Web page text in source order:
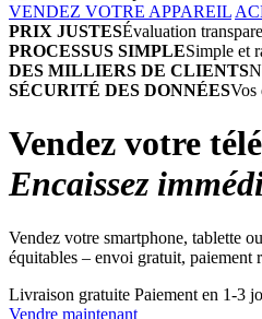
VENDEZ VOTRE APPAREIL
PRIX JUSTESÉvaluation
PROCESSUS SIMPLESimple et
DES MILLIERS DE CLIENTS
SÉCURITÉ DES DONNÉESVos
Vendez votre
Encaissez
Vendez votre smartphone, tablette
équitables – envoi gratuit, paiement
Livraison gratuite Paiement en 1-3
Vendre maintenant